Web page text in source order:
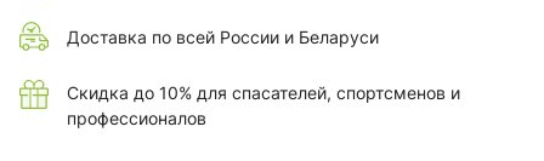
Доставка по всей России и Беларуси
Скидка до 10% для спасателей, спортсменов и
профессионалов